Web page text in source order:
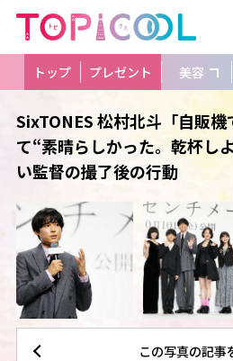
トップ プレゼント 美容
SixTONES 松村北斗「自販
て“素晴らしかった。乾杯し
い監督の撮了後の行動
この写真の記事